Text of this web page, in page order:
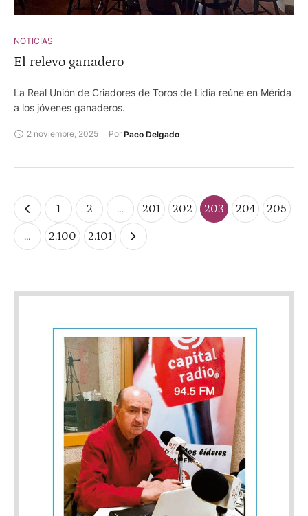
NOTICIAS
El relevo ganadero
La Real Unión de Criadores de Toros de Lidia reúne en Mérida
a los jóvenes ganaderos.
2 noviembre, 2025 Por Paco Delgado
1 2 … 201 202 203 204 205
… 2.100 2.101